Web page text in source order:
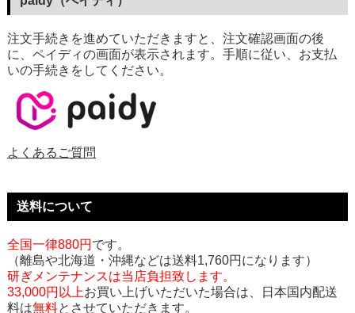
注文手続きを進めていただきますと、注文確認画面の後
に、ペイディの画面が表示されます。手順に従い、お支払
いの手続きをしてください。
よくあるご質問
送料について
全国一律880円 です。
（離島や北海道・沖縄などは送料1,760円になります）
研ぎメンテナンスは当店負担致します。
33,000円以上お買い上げいただいた場合は、日本国内配送
料は無料とさせていただきます。